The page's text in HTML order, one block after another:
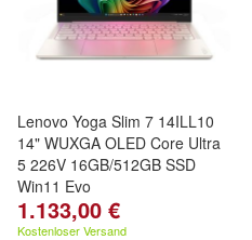
Lenovo Yoga Slim 7 14ILL10
14" WUXGA OLED Core Ultra
5 226V 16GB/512GB SSD
Win11 Evo
1.133,00 €
Kostenloser Versand